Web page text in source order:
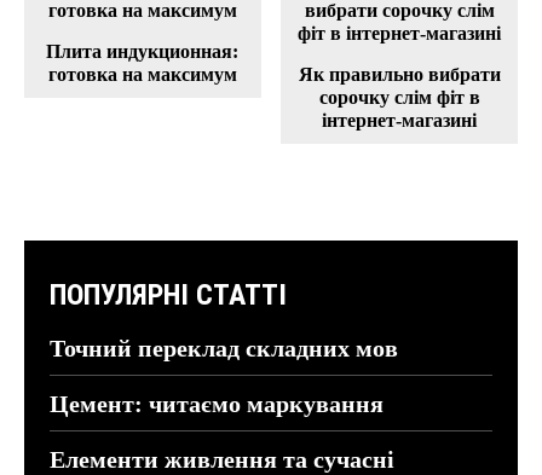
Плита индукционная:
готовка на максимум
Як правильно вибрати
сорочку слім фіт в
інтернет-магазині
ПОПУЛЯРНІ СТАТТІ
Точний переклад складних мов
Цемент: читаємо маркування
Елементи живлення та сучасні